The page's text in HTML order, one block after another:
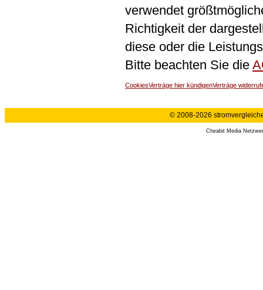
verwendet
Richtigkeit der
diese oder die
Bitte beachten Sie die
CookiesVerträge hier kündigenVerträge
© 2008-2026
Cheabit Media